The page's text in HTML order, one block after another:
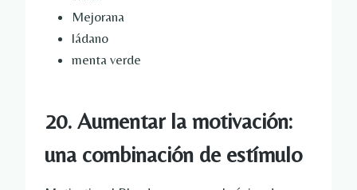
Mejorana
ládano
menta verde
20. Aumentar la motivación:
una combinación de estímulo